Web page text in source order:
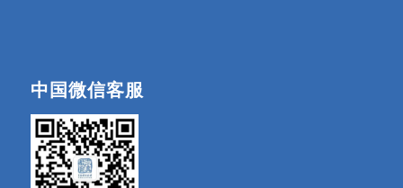
中国微信客服